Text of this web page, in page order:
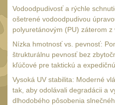
Kolimátory
Schmidt&Bender
Delta Optical
Sightmark
Vector Optics 5
ČIŠTĚNÍ A ÚDRŽBA(67)
Vodoodpudivosť a rýchle
ošetrené vodoodpudivou
polyuretánovým (PU) záterom z
Nízka hmotnosť vs. pevnosť:
štrukturálnu pevnosť bez
kľúčové pre taktickú a
Vysoká UV stabilita: Moderné
tak, aby odolávali degradácii a
dlhodobého pôsobenia